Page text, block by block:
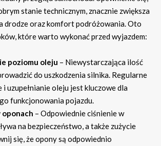
stanie technicznym, znacznie zwiększa
drodze oraz komfort podróżowania. Oto
które warto wykonać przed wyjazdem:
poziomu oleju – Niewystarczająca ilość
do uszkodzenia silnika. Regularne
i uzupełnianie oleju jest kluczowe dla
funkcjonowania pojazdu.
oponach – Odpowiednie ciśnienie w
na bezpieczeństwo, a także zużycie
się, że opony są odpowiednio